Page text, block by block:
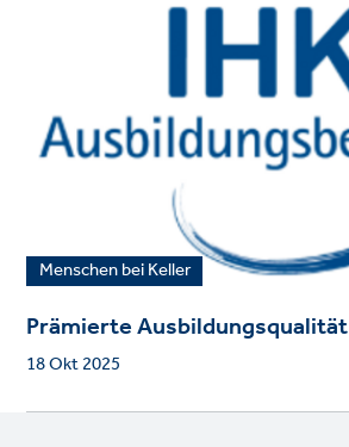
Menschen bei Keller
Prämierte Ausbildungsqualität
18 Okt 2025